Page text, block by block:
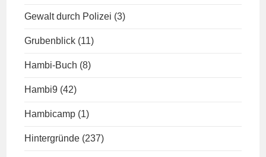
Gewalt durch Polizei (3)
Grubenblick (11)
Hambi-Buch (8)
Hambi9 (42)
Hambicamp (1)
Hintergründe (237)